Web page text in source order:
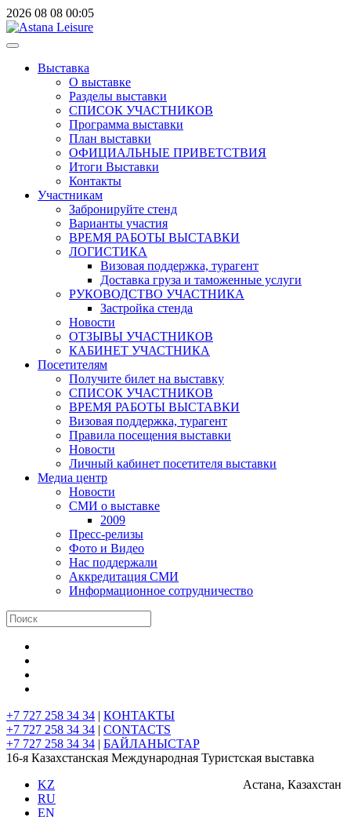
2026 08 08 00:05
Выставка
О выставке
Разделы выставки
СПИСОК УЧАСТНИКОВ
Программа выставки
План выставки
ОФИЦИАЛЬНЫЕ ПРИВЕТСТВИЯ
Итоги Выставки
Контакты
Участникам
Забронируйте стенд
Варианты участия
ВРЕМЯ РАБОТЫ ВЫСТАВКИ
ЛОГИСТИКА
Визовая поддержка, турагент
Доставка груза и таможенные услуги
РУКОВОДСТВО УЧАСТНИКА
Застройка стенда
Новости
ОТЗЫВЫ УЧАСТНИКОВ
КАБИНЕТ УЧАСТНИКА
Посетителям
Получите билет на выставку
СПИСОК УЧАСТНИКОВ
ВРЕМЯ РАБОТЫ ВЫСТАВКИ
Визовая поддержка, турагент
Правила посещения выставки
Новости
Личный кабинет посетителя выставки
Медиа центр
Новости
СМИ о выставке
2009
Пресс-релизы
Фото и Видео
Нас поддержали
Аккредитация СМИ
Информационное сотрудничество
+7 727 258 34 34 | КОНТАКТЫ
+7 727 258 34 34 | CONTACTS
+7 727 258 34 34 | БАЙЛАНЫСТАР
16-я Казахстанская Международная Туристская выставка
Астана, Казахстан
KZ
RU
EN